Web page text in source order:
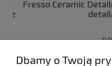
Fresso Ceramic
do
Dbamy o Twoją